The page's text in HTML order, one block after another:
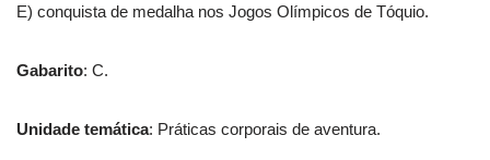
E) conquista de medalha nos Jogos Olímpicos de Tóquio.
Gabarito: C.
Unidade temática: Práticas corporais de aventura.